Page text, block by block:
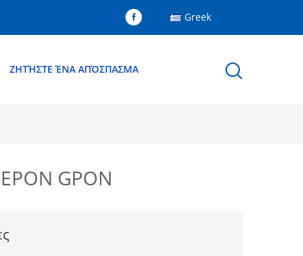
Greek
ΖΗΤΉΣΤΕ ΈΝΑ ΑΠΌΣΠΑΣΜΑ
GPON